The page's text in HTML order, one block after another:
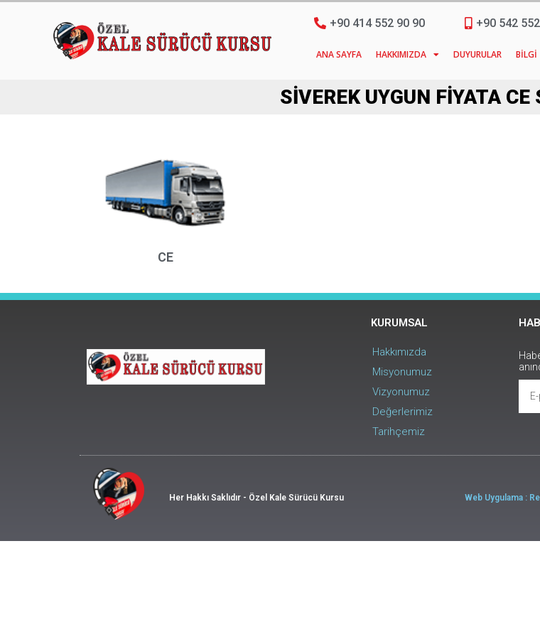
+90 414 552 90 90 +90 542
ANA SAYFA HAKKIMIZDA DUYURULAR BILGI
SIVEREK UYGUN FIYATA
CE
KURUMSAL
Hakkımızda
Misyonumuz
Vizyonumuz
Değerlerimiz
Tarihçemiz
Her Hakkı Saklıdır - Özel Kale Sürücü Kursu Web Uygulama :